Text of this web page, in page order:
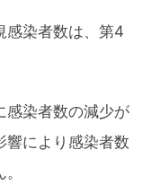
感染者数は、第4
感染者数の減少が
響により感染者数